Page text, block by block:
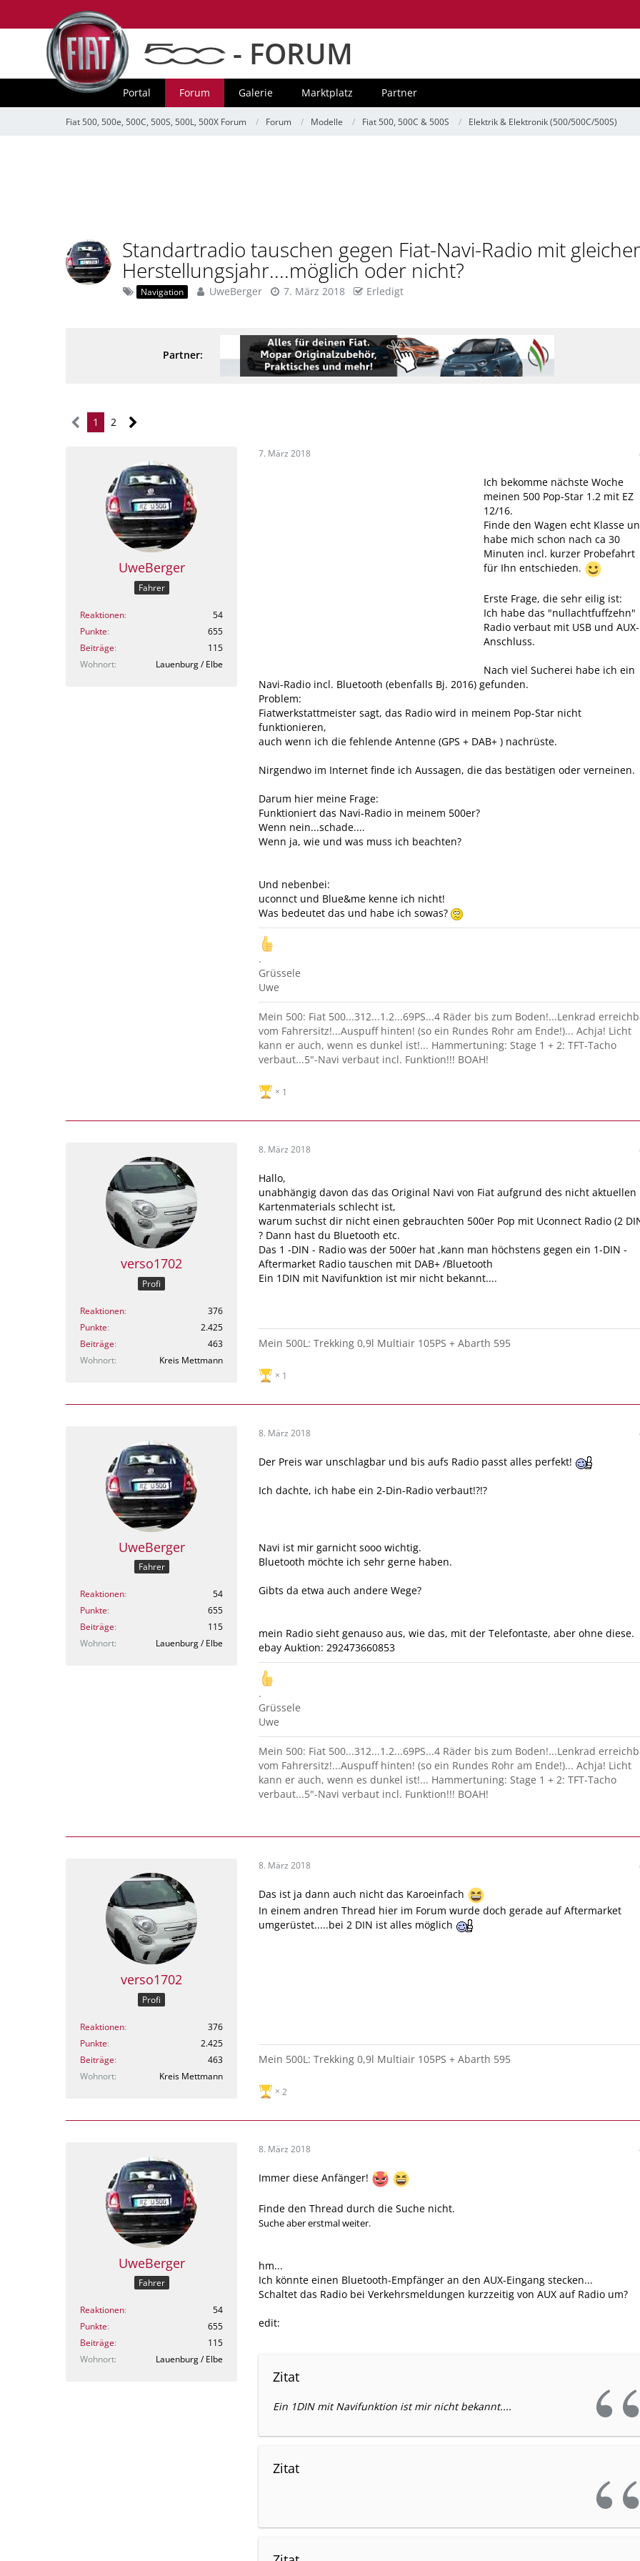
- FORUM
Portal Forum Galerie Marktplatz Partner
Fiat 500, 500e, 500C, 500S, 500L, 500X Forum Forum Modelle Fiat 500, 500C & 500S Elektrik & Elektronik (500/500C/500S)
Standartradio tauschen gegen Fiat-Navi-Radio mit
Herstellungsjahr....möglich oder nicht?
Navigation UweBerger 7. März 2018 Erledigt
Partner:
1 2
UweBerger
Fahrer
Reaktionen
54
Punkte
655
Beiträge
115
Wohnort
Lauenburg / Elbe
7. März 2018
Ich bekomme nächste Woche
meinen 500 Pop-Star 1.2 mit EZ
12/16.
Finde den Wagen echt Klasse
habe mich schon nach ca 30
Minuten incl. kurzer Probefahrt
für Ihn entschieden.
Erste Frage, die sehr eilig ist:
Ich habe das "nullachtfuffzehn"
Radio verbaut mit USB und AUX-
Anschluss.
Nach viel Sucherei habe ich ein
Navi-Radio incl. Bluetooth (ebenfalls Bj. 2016) gefunden.
Problem:
Fiatwerkstattmeister sagt, das Radio wird in meinem Pop-Star nicht
funktionieren,
auch wenn ich die fehlende Antenne (GPS + DAB+ ) nachrüste.
Nirgendwo im Internet finde ich Aussagen, die das bestätigen oder verneinen.
Darum hier meine Frage:
Funktioniert das Navi-Radio in meinem 500er?
Wenn nein...schade....
Wenn ja, wie und was muss ich beachten?
Und nebenbei:
uconnct und Blue&me kenne ich nicht!
Was bedeutet das und habe ich sowas?
.
Grüssele
Uwe
Mein 500: Fiat 500...312...1.2...69PS...4 Räder bis zum Boden!...Lenkrad
vom Fahrersitz!...Auspuff hinten! (so ein Rundes Rohr am Ende!)... Achja! Licht
kann er auch, wenn es dunkel ist!... Hammertuning: Stage 1 + 2: TFT-Tacho
verbaut...5"-Navi verbaut incl. Funktion!!! BOAH!
1
verso1702
Profi
Reaktionen
376
Punkte
2.425
Beiträge
463
Wohnort
Kreis Mettmann
8. März 2018
Hallo,
unabhängig davon das das Original Navi von Fiat aufgrund des nicht aktuellen
Kartenmaterials schlecht ist,
warum suchst dir nicht einen gebrauchten 500er Pop mit Uconnect Radio (2
? Dann hast du Bluetooth etc.
Das 1 -DIN - Radio was der 500er hat ,kann man höchstens gegen ein 1-DIN -
Aftermarket Radio tauschen mit DAB+ /Bluetooth
Ein 1DIN mit Navifunktion ist mir nicht bekannt....
Mein 500L: Trekking 0,9l Multiair 105PS + Abarth 595
1
UweBerger
Fahrer
Reaktionen
54
Punkte
655
Beiträge
115
Wohnort
Lauenburg / Elbe
8. März 2018
Der Preis war unschlagbar und bis aufs Radio passt alles perfekt!
Ich dachte, ich habe ein 2-Din-Radio verbaut!?!?
Navi ist mir garnicht sooo wichtig.
Bluetooth möchte ich sehr gerne haben.
Gibts da etwa auch andere Wege?
mein Radio sieht genauso aus, wie das, mit der Telefontaste, aber ohne diese.
ebay Auktion: 292473660853
.
Grüssele
Uwe
Mein 500: Fiat 500...312...1.2...69PS...4 Räder bis zum Boden!...Lenkrad
vom Fahrersitz!...Auspuff hinten! (so ein Rundes Rohr am Ende!)... Achja! Licht
kann er auch, wenn es dunkel ist!... Hammertuning: Stage 1 + 2: TFT-Tacho
verbaut...5"-Navi verbaut incl. Funktion!!! BOAH!
verso1702
Profi
Reaktionen
376
Punkte
2.425
Beiträge
463
Wohnort
Kreis Mettmann
8. März 2018
Das ist ja dann auch nicht das Karoeinfach
In einem andren Thread hier im Forum wurde doch gerade auf Aftermarket
umgerüstet.....bei 2 DIN ist alles möglich
Mein 500L: Trekking 0,9l Multiair 105PS + Abarth 595
2
UweBerger
Fahrer
Reaktionen
54
Punkte
655
Beiträge
115
Wohnort
Lauenburg / Elbe
8. März 2018
Immer diese Anfänger!
Finde den Thread durch die Suche nicht.
Suche aber erstmal weiter.
hm...
Ich könnte einen Bluetooth-Empfänger an den AUX-Eingang stecken...
Schaltet das Radio bei Verkehrsmeldungen kurzzeitig von AUX auf Radio um?
edit:
Zitat
Ein 1DIN mit Navifunktion ist mir nicht bekannt....
Zitat